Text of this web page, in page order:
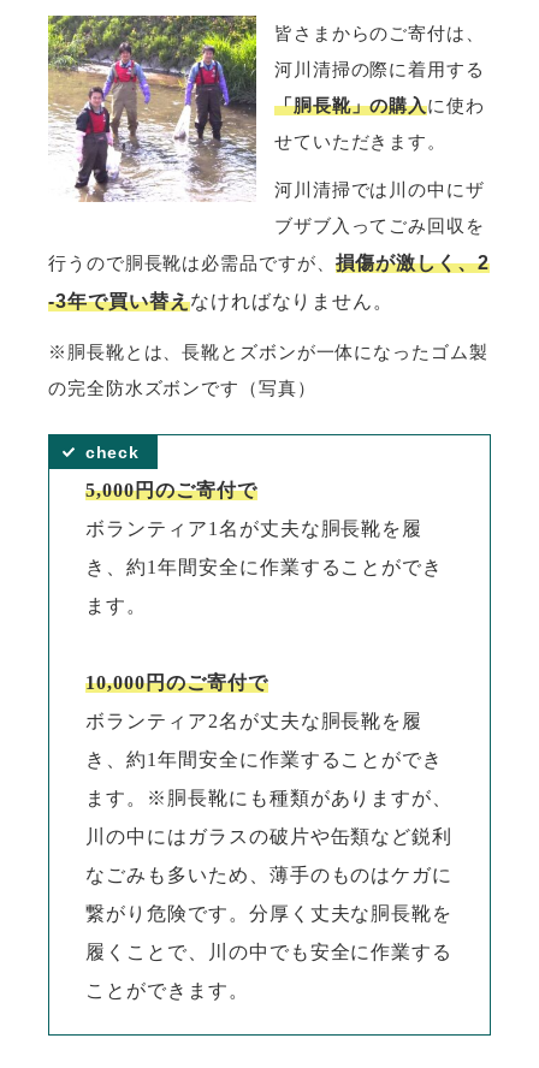
皆さまからのご寄付は、
河川清掃の際に着用する
「胴長靴」の購入に使わ
せていただきます。
河川清掃では川の中にザ
ブザブ入ってごみ回収を
行うので胴長靴は必需品ですが、 損傷が激しく、2
-3年で買い替えなければなりません。
※胴長靴とは、長靴とズボンが一体になったゴム製
の完全防水ズボンです（写真）
5,000円のご寄付で
ボランティア1名が丈夫な胴長靴を履
き、約1年間安全に作業することができ
ます。
10,000円のご寄付で
ボランティア2名が丈夫な胴長靴を履
き、約1年間安全に作業することができ
ます。
※胴長靴にも種類がありますが、
川の中にはガラスの破片や缶類など鋭利
なごみも多いため、薄手のものはケガに
繋がり危険です。分厚く丈夫な胴長靴を
履くことで、川の中でも安全に作業する
ことができます。